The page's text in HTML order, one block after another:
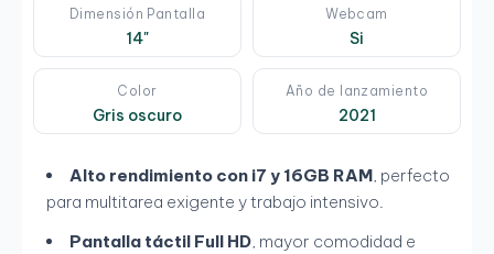
Dimensión Pantalla
14"
Webcam
Si
Color
Gris oscuro
Año de lanzamiento
2021
Alto rendimiento con i7 y 16GB RAM, perfecto
para multitarea exigente y trabajo intensivo.
Pantalla táctil Full HD, mayor comodidad e